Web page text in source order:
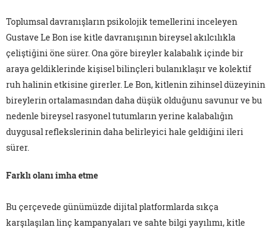
Toplumsal davranışların psikolojik temellerini inceleyen
Gustave Le Bon ise kitle davranışının bireysel akılcılıkla
çeliştiğini öne sürer. Ona göre bireyler kalabalık içinde bir
araya geldiklerinde kişisel bilinçleri bulanıklaşır ve kolektif
ruh halinin etkisine girerler. Le Bon, kitlenin zihinsel düzeyinin
bireylerin ortalamasından daha düşük olduğunu savunur ve bu
nedenle bireysel rasyonel tutumların yerine kalabalığın
duygusal reflekslerinin daha belirleyici hale geldiğini ileri
sürer.
Farklı olanı imha etme
Bu çerçevede günümüzde dijital platformlarda sıkça
karşılaşılan linç kampanyaları ve sahte bilgi yayılımı, kitle